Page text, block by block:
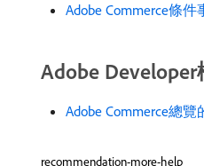
Adobe Commerce條件
Adobe
Adobe Commerce總覽
recommendation-more-help